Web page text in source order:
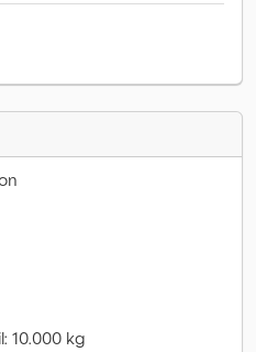
10.000 kg